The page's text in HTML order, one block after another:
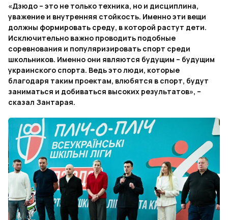
«Дзюдо – это не только техника, но и дисциплина,
уважение и внутренняя стойкость. Именно эти вещи
должны формировать среду, в которой растут дети.
Исключительно важно проводить подобные
соревнования и популяризировать спорт среди
школьников. Именно они являются будущим – будущим
украинского спорта. Ведь это люди, которые
благодаря таким проектам, влюбятся в спорт, будут
заниматься и добиваться высоких результатов», –
сказал Зантарая.